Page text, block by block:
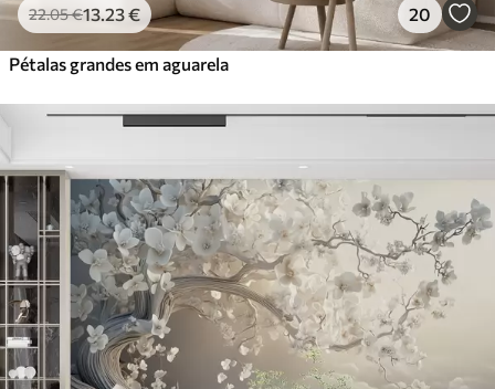
22.05€13.23€ 20
Pétalas grandes em aguarela